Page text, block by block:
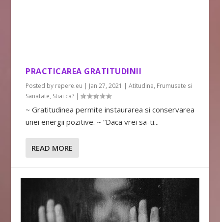
PRACTICAREA GRATITUDINII
Posted by repere.eu | Jan 27, 2021 |Atitudine, Frumusete si
Sanatate, Stiai ca? |
~ Gratitudinea permite instaurarea si conservarea
unei energii pozitive. ~ “Daca vrei sa-ti...
READ MORE